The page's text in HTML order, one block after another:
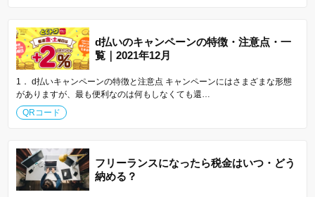
d払いのキャンペーンの特徴・注意点・一
覧｜2021年12月
1． d払いキャンペーンの特徴と注意点 キャンペーンにはさまざまな形態
がありますが、最も便利なのは何もしなくても還…
QRコード
フリーランスになったら税金はいつ・どう
納める？